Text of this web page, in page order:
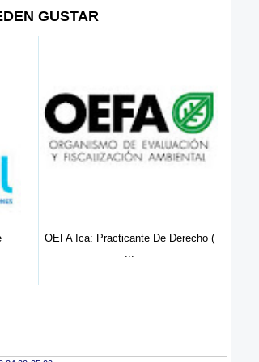
GUSTAR
(
MINAM: Practicante de ingenieria
In...